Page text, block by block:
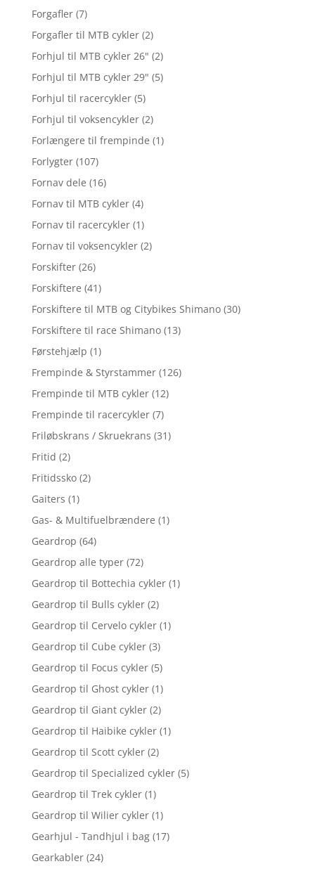
Forgafler (7)
Forgafler til MTB cykler (2)
Forhjul til MTB cykler 26" (2)
Forhjul til MTB cykler 29" (5)
Forhjul til racercykler (5)
Forhjul til voksencykler (2)
Forlængere til frempinde (1)
Forlygter (107)
Fornav dele (16)
Fornav til MTB cykler (4)
Fornav til racercykler (1)
Fornav til voksencykler (2)
Forskifter (26)
Forskiftere (41)
Forskiftere til MTB og Citybikes Shimano (30)
Forskiftere til race Shimano (13)
Førstehjælp (1)
Frempinde & Styrstammer (126)
Frempinde til MTB cykler (12)
Frempinde til racercykler (7)
Friløbskrans / Skruekrans (31)
Fritid (2)
Fritidssko (2)
Gaiters (1)
Gas- & Multifuelbrændere (1)
Geardrop (64)
Geardrop alle typer (72)
Geardrop til Bottechia cykler (1)
Geardrop til Bulls cykler (2)
Geardrop til Cervelo cykler (1)
Geardrop til Cube cykler (3)
Geardrop til Focus cykler (5)
Geardrop til Ghost cykler (1)
Geardrop til Giant cykler (2)
Geardrop til Haibike cykler (1)
Geardrop til Scott cykler (2)
Geardrop til Specialized cykler (5)
Geardrop til Trek cykler (1)
Geardrop til Wilier cykler (1)
Gearhjul - Tandhjul i bag (17)
Gearkabler (24)